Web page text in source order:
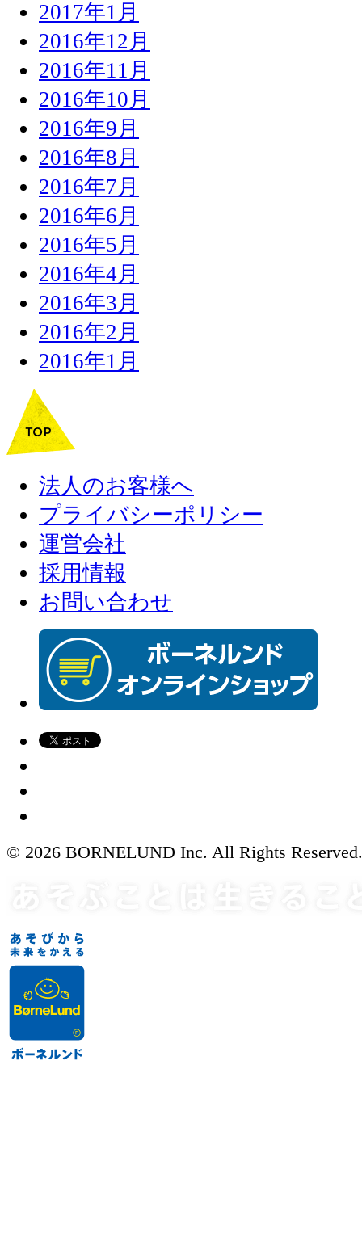
2017年1月
2016年12月
2016年11月
2016年10月
2016年9月
2016年8月
2016年7月
2016年6月
2016年5月
2016年4月
2016年3月
2016年2月
2016年1月
法人のお客様へ
プライバシーポリシー
運営会社
採用情報
お問い合わせ
© 2026 BORNELUND Inc. All Rights Reserved.